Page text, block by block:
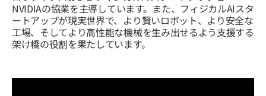
NVIDIAの協業を主導しています。また、フィジカルAIスタ
ートアップが現実世界で、より賢いロボット、より安全な
工場、そしてより高性能な機械を生み出せるよう支援する
架け橋の役割を果たしています。